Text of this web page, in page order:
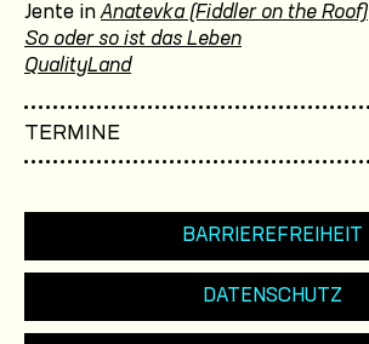
Jente in Anatevka (Fiddler on the Roof)
So oder so ist das Leben
QualityLand
TERMINE
BARRIEREFREIHEIT
DATENSCHUTZ